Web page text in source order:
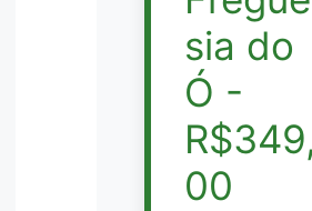
sia do
Ó -
R$349,
00